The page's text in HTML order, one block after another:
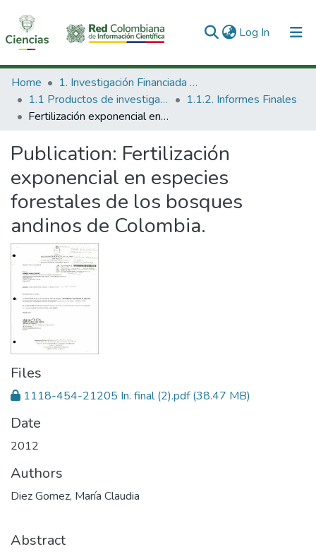
Log In (current)
Communities & Collections
All of DSpace
Home
1. Investigación Financiada con Recursos Públicos
1.1 Productos de investigación
1.1.2. Informes Finales
Fertilización exponencial en especies forestales de los bosques andinos de Colombia.
Publication: Fertilización
exponencial en especies
forestales de los bosques
andinos de Colombia.
Files
1118-454-21205 In. final (2).pdf(38.47 MB)
Date
2012
Authors
Diez Gomez, María Claudia
Abstract